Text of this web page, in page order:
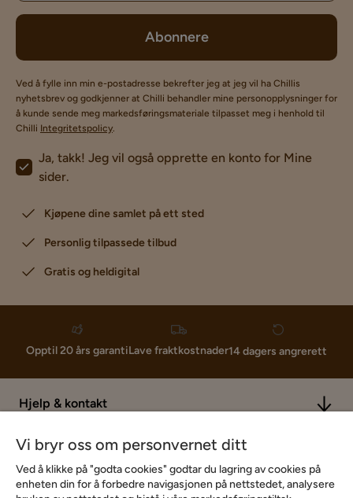
Abonnere
Ved å fylle inn min e-postadresse bekrefter jeg at jeg vil ha Chillis
nyhetsbrev og godkjenner at Chilli behandler mine personopplysninger for
å kunde sende meg markedsføringsmateriale tilpasset meg i henhold til
Chilli Integritetspolicy.
Ja, takk! Jeg vil også opprette en konto for Mine
sider.
Kjøpene dine samlet på ett sted
Personlig tilpassede tilbud
Gratis og heldigital
Opptil 20 års garantiLave fraktkostnader14 dagers angrerett
Hjelp & kontakt
Sortiment & tilbud
Vi bryr oss om personvernet ditt
Ved å klikke på "godta cookies" godtar du lagring av cookies på
enheten din for å forbedre navigasjonen på nettstedet, analysere